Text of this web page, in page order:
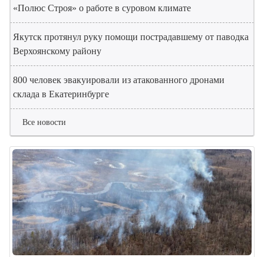
«Полюс Строя» о работе в суровом климате
Якутск протянул руку помощи пострадавшему от паводка
Верхоянскому району
800 человек эвакуировали из атакованного дронами
склада в Екатеринбурге
Все новости